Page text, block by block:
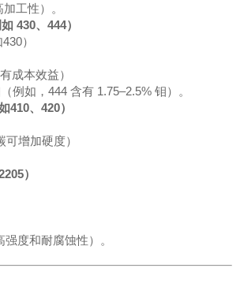
工性）。
430、444）
）
成本效益）
例如，444 含有 1.75–2.5% 钼）。
410、420）
增加硬度）
）
度和耐腐蚀性）。